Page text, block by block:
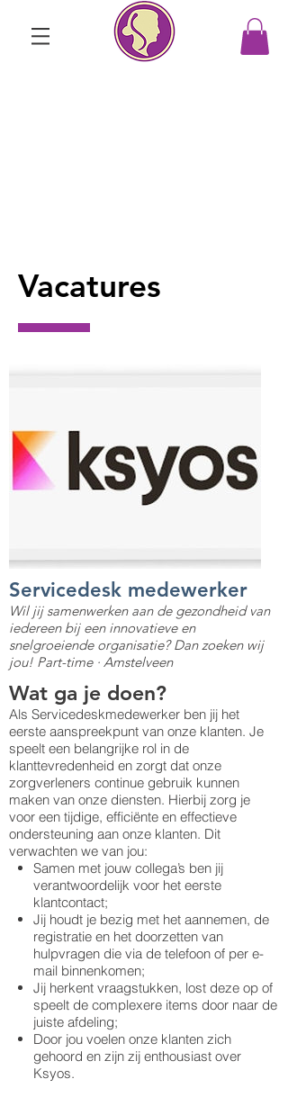
Vacatures
Servicedesk medewerker
Wil jij samenwerken aan de gezondheid van
iedereen bij een innovatieve en
snelgroeiende organisatie? Dan zoeken wij
jou! Part-time · Amstelveen
Wat ga je doen?
Als Servicedeskmedewerker ben jij het
eerste aanspreekpunt van onze klanten. Je
speelt een belangrijke rol in de
klanttevredenheid en zorgt dat onze
zorgverleners continue gebruik kunnen
maken van onze diensten. Hierbij zorg je
voor een tijdige, efficiënte en effectieve
ondersteuning aan onze klanten. Dit
verwachten we van jou:
Samen met jouw collega’s ben jij
verantwoordelijk voor het eerste
klantcontact;
Jij houdt je bezig met het aannemen, de
registratie en het doorzetten van
hulpvragen die via de telefoon of per e-
mail binnenkomen;
Jij herkent vraagstukken, lost deze op of
speelt de complexere items door naar de
juiste afdeling;
Door jou voelen onze klanten zich
gehoord en zijn zij enthousiast over
Ksyos.